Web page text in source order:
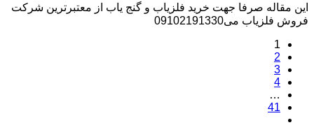
این مقاله صرفا جهت خرید فلزیاب و گنج یاب از معتبرترین شرکت
فروش فلزیاب می09102191330
1
2
3
4
…
41